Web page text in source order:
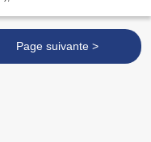
Page suivante >